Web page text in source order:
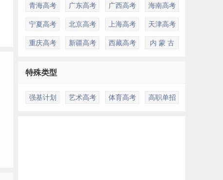
青海高考 广东高考 广西高考 海南高考
宁夏高考 北京高考 上海高考 天津高考
重庆高考 新疆高考 西藏高考 内 蒙 古
特殊类型
强基计划 艺术高考 体育高考 高职单招